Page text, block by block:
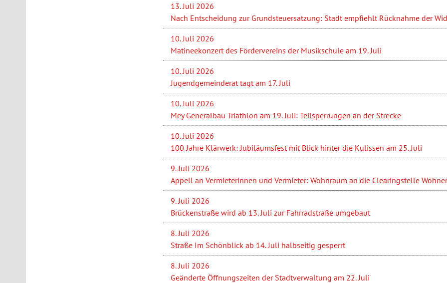
13. Juli 2026
Nach Entscheidung zur Grundsteuersatzung: Stadt empfiehlt Rücknahme der
10. Juli 2026
Matineekonzert des Fördervereins der Musikschule am 19. Juli
10. Juli 2026
Jugendgemeinderat tagt am 17. Juli
10. Juli 2026
Mey Generalbau Triathlon am 19. Juli: Teilsperrungen an der Strecke
10. Juli 2026
100 Jahre Klärwerk: Jubiläumsfest mit Blick hinter die Kulissen am 25. Juli
9. Juli 2026
Appell an Vermieterinnen und Vermieter: Wohnraum an die Clearingstelle
9. Juli 2026
Brückenstraße wird ab 13. Juli zur Fahrradstraße umgebaut
8. Juli 2026
Straße Im Schönblick ab 14. Juli halbseitig gesperrt
8. Juli 2026
Geänderte Öffnungszeiten der Stadtverwaltung am 22. Juli